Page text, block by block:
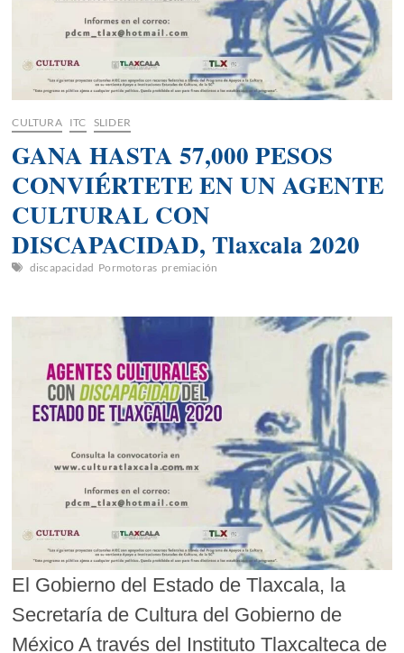
CULTURA ITC SLIDER
GANA HASTA 57,000 PESOS
CONVIÉRTETE EN UN AGENTE
CULTURAL CON
DISCAPACIDAD, Tlaxcala 2020
discapacidad Pormotoras premiación
El Gobierno del Estado de Tlaxcala, la
Secretaría de Cultura del Gobierno de
México A través del Instituto Tlaxcalteca de